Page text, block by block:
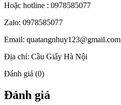
Hoặc hotline : 0978585077
Zalo: 0978585077
Email: quatangnhuy123@gmail.com
Địa chỉ: Cầu Giấy Hà Nội
Đánh giá (0)
Đánh giá